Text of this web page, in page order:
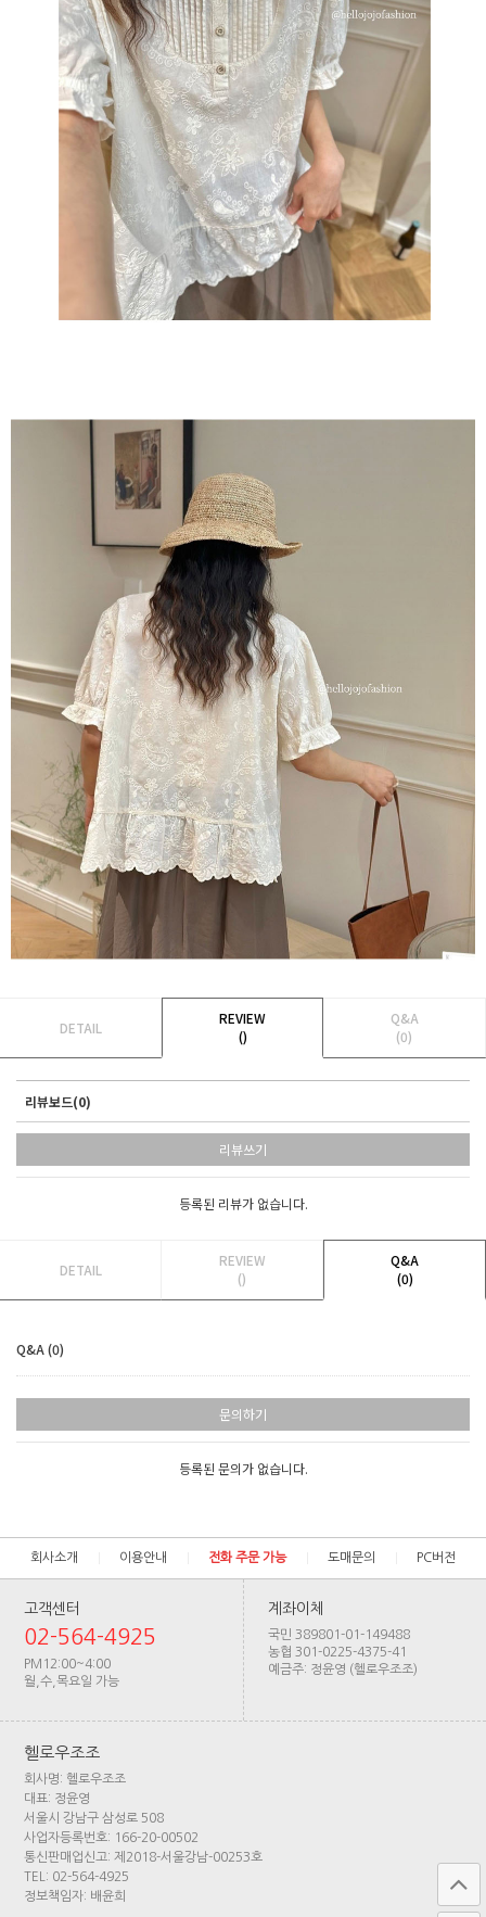
DETAIL
REVIEW
()
Q&A
(0)
리뷰보드(0)
리뷰쓰기
등록된 리뷰가 없습니다.
DETAIL
REVIEW
()
Q&A
(0)
Q&A (0)
문의하기
등록된 문의가 없습니다.
회사소개 이용안내 전화 주문 가능 도매문의 PC버전
고객센터
02-564-4925
PM12:00~4:00
월,수,목요일 가능
계좌이체
국민 389801-01-149488
농협 301-0225-4375-41
예금주: 정윤영 (헬로우조조)
헬로우조조
회사명: 헬로우조조
대표: 정윤영
서울시 강남구 삼성로 508
사업자등록번호: 166-20-00502
통신판매업신고: 제2018-서울강남-00253호
TEL: 02-564-4925
정보책임자: 배윤희